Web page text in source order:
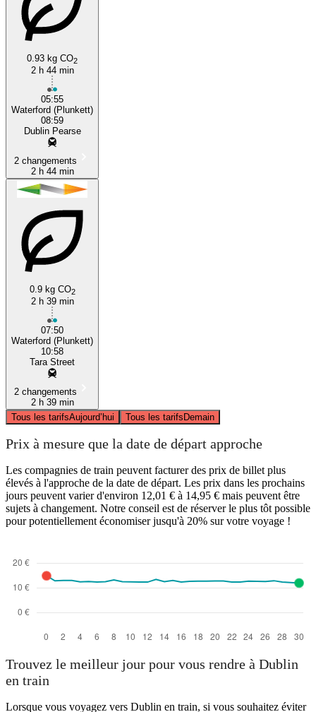
0.93 kg CO2
2 h 44 min
05:55
Waterford (Plunkett)
08:59
Dublin Pearse
2 changements
2 h 44 min
0.9 kg CO2
2 h 39 min
07:50
Waterford (Plunkett)
10:58
Tara Street
2 changements
2 h 39 min
Tous les tarifsAujourd’hui Tous les tarifsDemain
Prix à mesure que la date de départ approche
Les compagnies de train peuvent facturer des prix de billet plus
élevés à l'approche de la date de départ. Les prix dans les prochains
jours peuvent varier d'environ 12,01 € à 14,95 € mais peuvent être
sujets à changement. Notre conseil est de réserver le plus tôt possible
pour potentiellement économiser jusqu'à 20% sur votre voyage !
Trouvez le meilleur jour pour vous rendre à Dublin
en train
Lorsque vous voyagez vers Dublin en train, si vous souhaitez éviter